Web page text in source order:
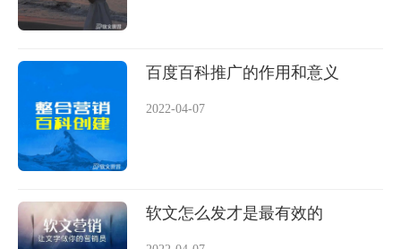
百度百科推广的作用和意义
2022-04-07
软文怎么发才是最有效的